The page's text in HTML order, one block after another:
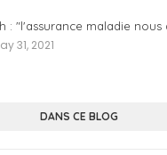
: "l'assurance maladie
31, 2021
DANS CE BLOG